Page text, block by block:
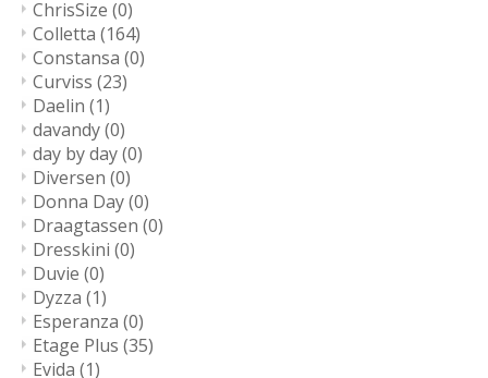
ChrisSize (0)
Colletta (164)
Constansa (0)
Curviss (23)
Daelin (1)
davandy(0)
day by day(0)
Diversen (0)
Donna Day(0)
Draagtassen (0)
Dresskini (0)
Duvie (0)
Dyzza (1)
Esperanza (0)
Etage Plus (35)
Evida (1)